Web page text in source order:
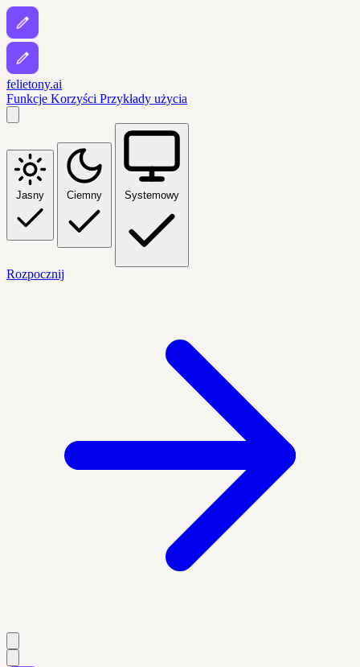
felietony.ai
Funkcje Korzyści Przykłady użycia
Jasny Ciemny Systemowy
Rozpocznij